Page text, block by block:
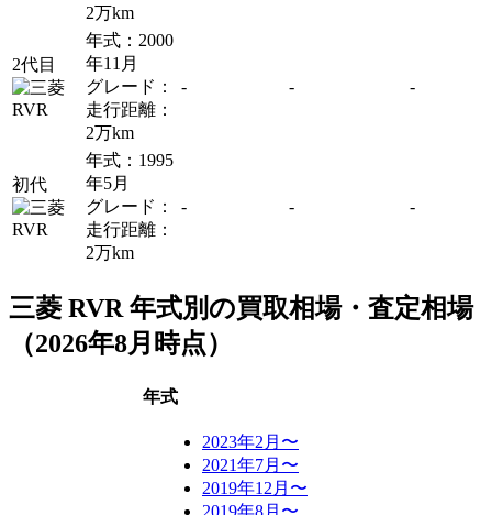
2万km
2代目
年式：2000
年11月
グレード：
走行距離：
2万km
- - -
初代
年式：1995
年5月
グレード：
走行距離：
2万km
- - -
三菱 RVR 年式別の買取相場・査定相場
（2026年8月 時点）
年式
2023年2月〜
2021年7月〜
2019年12月〜
2019年8月〜